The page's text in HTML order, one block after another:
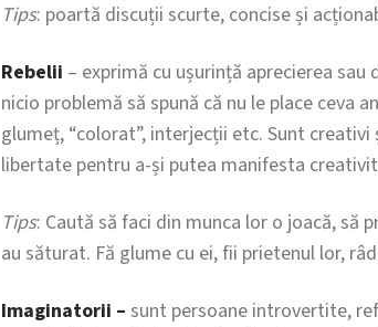
Tips: poartă discuții scurte, concise și
Rebelii – exprimă cu ușurință aprecierea
nicio problemă să spună că nu le place ceva
glumeț, “colorat”, interjecții etc. Sunt
libertate pentru a-și putea manifesta
Tips: Caută să faci din munca lor o joacă, să
au săturat. Fă glume cu ei, fii prietenul lor,
Imaginatorii – sunt persoane introvertite,